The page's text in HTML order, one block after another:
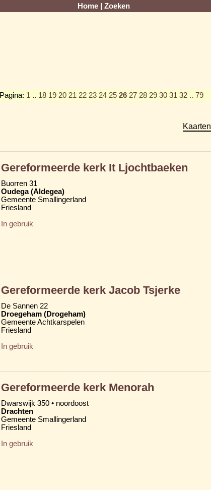
Home Zoeken
Pagina: 1 .. 18 19 20 21 22 23 24 25 26 27 28 29 30 31 32 .. 79
Kaarten
Gereformeerde kerk It Ljochtbaeken
Buorren 31
Oudega (Aldegea)
Gemeente Smallingerland
Friesland
In gebruik
Gereformeerde kerk Jacob Tsjerke
De Sannen 22
Droegeham (Drogeham)
Gemeente Achtkarspelen
Friesland
In gebruik
Gereformeerde kerk Menorah
Dwarswijk 350 • noordoost
Drachten
Gemeente Smallingerland
Friesland
In gebruik